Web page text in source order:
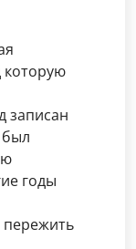
записан
годы
пережить